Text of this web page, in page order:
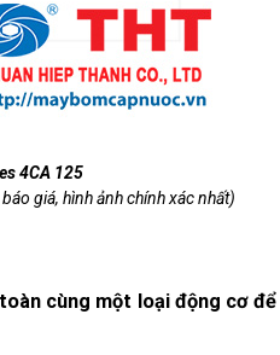
4CA 125
giá, hình ảnh chính xác nhất)
cùng một loại động cơ